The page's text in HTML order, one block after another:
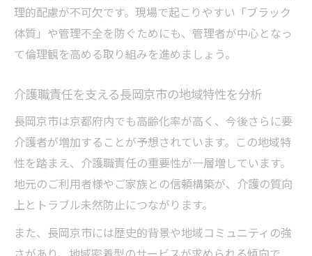
理的配慮が不可欠です。現場で起こりやすい「ブラック
体質」や管理不全を防ぐためにも、管理者が中心となっ
て倫理観を高める取り組みを進めましょう。
介護職責任を支える長岡京市の地域特性を分析
長岡京市は京都府内でも高齢化率が高く、今後さらに要
介護者が増加することが予想されています。この地域特
性を踏まえ、介護職責任の重要性が一層増しています。
地元のご利用者様やご家族との信頼構築が、介護の質向
上とトラブル未然防止につながります。
また、長岡京市には歴史的背景や地域コミュニティの強